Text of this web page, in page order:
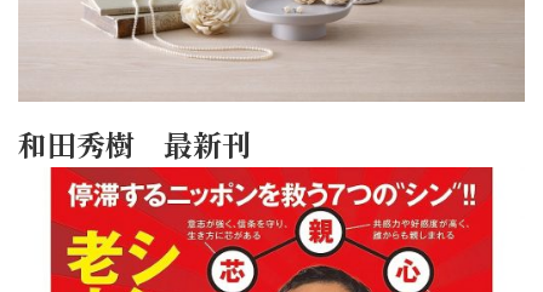
和田秀樹 最新刊